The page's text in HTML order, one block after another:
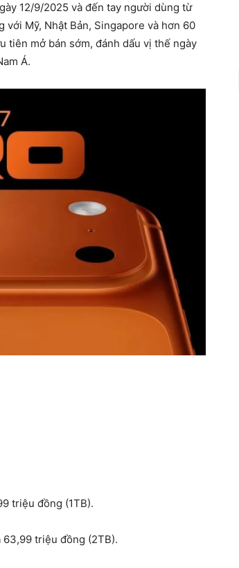
12/9/2025 và đến tay người dùng từ
Mỹ, Nhật Bản, Singapore và hơn 60
tiên mở bán sớm, đánh dấu vị thế ngày
Á.
triệu đồng (1TB).
63,99 triệu đồng (2TB).